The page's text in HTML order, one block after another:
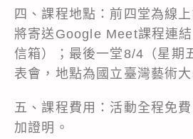
四、課程地點：前四堂為線
將寄送Google Meet課程連
信箱）；最後一堂8/4（星期
表會，地點為國立臺灣藝術
五、課程費用：活動全程免
加證明。